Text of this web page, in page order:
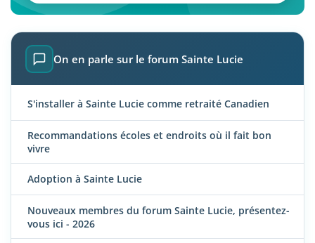
On en parle sur le forum Sainte Lucie
S'installer à Sainte Lucie comme retraité Canadien
Recommandations écoles et endroits où il fait bon
vivre
Adoption à Sainte Lucie
Nouveaux membres du forum Sainte Lucie, présentez-
vous ici - 2026